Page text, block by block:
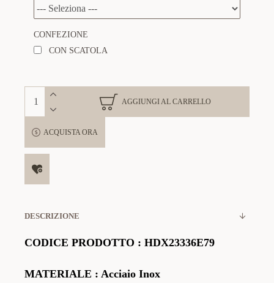
CONFEZIONE
CON SCATOLA
AGGIUNGI AL CARRELLO
ACQUISTA ORA
DESCRIZIONE
CODICE PRODOTTO : HDX23336E79
MATERIALE : Acciaio Inox